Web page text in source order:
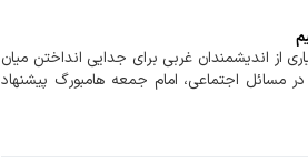
از اندیشمندان غربی برای جدایی انداختن میان
اجتماعی، امام جمعه هامبورگ پیشنهاد